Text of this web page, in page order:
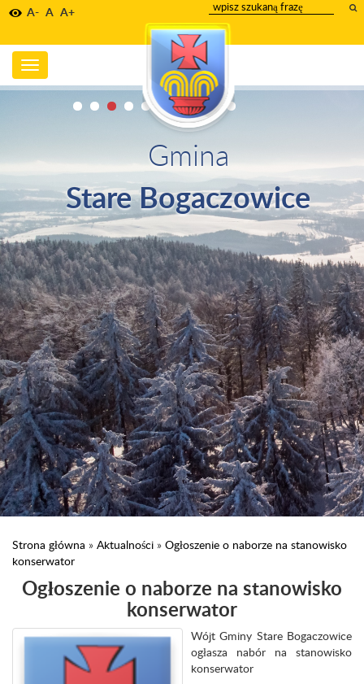
A- A A+
wpisz
szukany
tekst
Toggle
navigation
Gmina
Stare Bogaczowice
Strona główna » Aktualności » Ogłoszenie o naborze na stanowisko
konserwator
Ogłoszenie o naborze na stanowisko
konserwator
Wójt Gminy Stare Bogaczowice
ogłasza nabór na stanowisko
konserwator